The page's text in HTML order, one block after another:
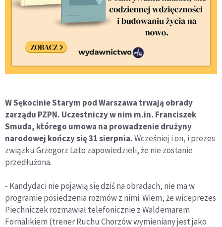
W Sękocinie Starym pod Warszawa trwają obrady
zarządu PZPN. Uczestniczy w nim m.in. Franciszek
Smuda, którego umowa na prowadzenie drużyny
narodowej kończy się 31 sierpnia.Wcześniej i on, i prezes
związku Grzegorz Lato zapowiedzieli, że nie zostanie
przedłużona.
- Kandydaci nie pojawią się dziś na obradach, nie ma w
programie posiedzenia rozmów z nimi. Wiem, że wiceprezes
Piechniczek rozmawiał telefonicznie z Waldemarem
Fornalikiem (trener Ruchu Chorzów wymieniany jest jako